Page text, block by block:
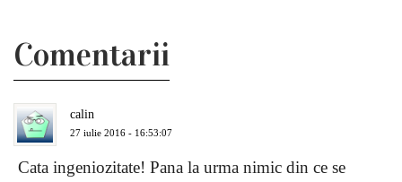
Comentarii
calin
27 iulie 2016 - 16:53:07
Cata ingeniozitate! Pana la urma nimic din ce se